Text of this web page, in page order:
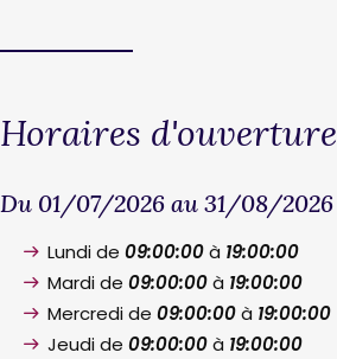
Horaires d'ouverture
Du 01/07/2026 au 31/08/2026
Lundi de 09:00:00à 19:00:00
Mardi de 09:00:00à 19:00:00
Mercredi de 09:00:00à 19:00:00
Jeudi de 09:00:00à 19:00:00